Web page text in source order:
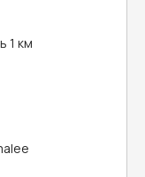
1 км